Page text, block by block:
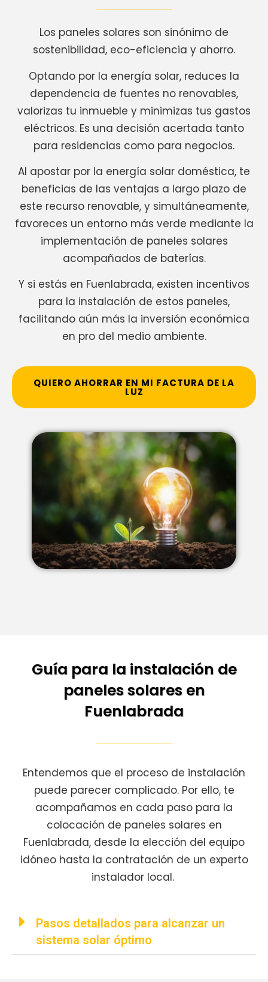
Los paneles solares son sinónimo de
sostenibilidad, eco-eficiencia y ahorro.
Optando por la energía solar, reduces la
dependencia de fuentes no renovables,
valorizas tu inmueble y minimizas tus gastos
eléctricos. Es una decisión acertada tanto
para residencias como para negocios.
Al apostar por la energía solar doméstica, te
beneficias de las ventajas a largo plazo de
este recurso renovable, y simultáneamente,
favoreces un entorno más verde mediante la
implementación de paneles solares
acompañados de baterías.
Y si estás en Fuenlabrada, existen incentivos
para la instalación de estos paneles,
facilitando aún más la inversión económica
en pro del medio ambiente.
QUIERO AHORRAR EN MI FACTURA DE LA
LUZ
Guía para la instalación de
paneles solares en
Fuenlabrada
Entendemos que el proceso de instalación
puede parecer complicado. Por ello, te
acompañamos en cada paso para la
colocación de paneles solares en
Fuenlabrada, desde la elección del equipo
idóneo hasta la contratación de un experto
instalador local.
Pasos detallados para alcanzar un
sistema solar óptimo